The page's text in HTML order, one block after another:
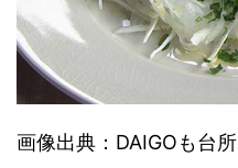
画像出典：DAIGOも台所